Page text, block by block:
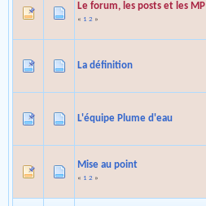
Le forum, les posts et les MP
« 1 2 »
La définition
L'équipe Plume d'eau
Mise au point
« 1 2 »